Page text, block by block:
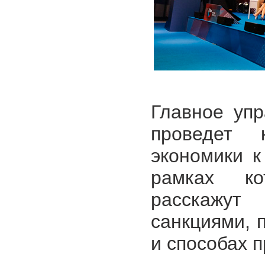
Главное
проведет
экономики
рамках
санкциями,
и способах